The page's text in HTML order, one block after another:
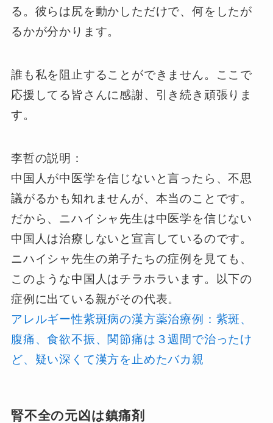
る。彼らは尻を動かしただけで、何をしたが
るかが分かります。
誰も私を阻止することができません。ここで
応援してる皆さんに感謝、引き続き頑張りま
す。
李哲の説明：
中国人が中医学を信じないと言ったら、不思
議がるかも知れませんが、本当のことです。
だから、ニハイシャ先生は中医学を信じない
中国人は治療しないと宣言しているのです。
ニハイシャ先生の弟子たちの症例を見ても、
このような中国人はチラホラいます。以下の
症例に出ている親がその代表。
アレルギー性紫斑病の漢方薬治療例：紫斑、
腹痛、食欲不振、関節痛は３週間で治ったけ
ど、疑い深くて漢方を止めたバカ親
腎不全の元凶は鎮痛剤